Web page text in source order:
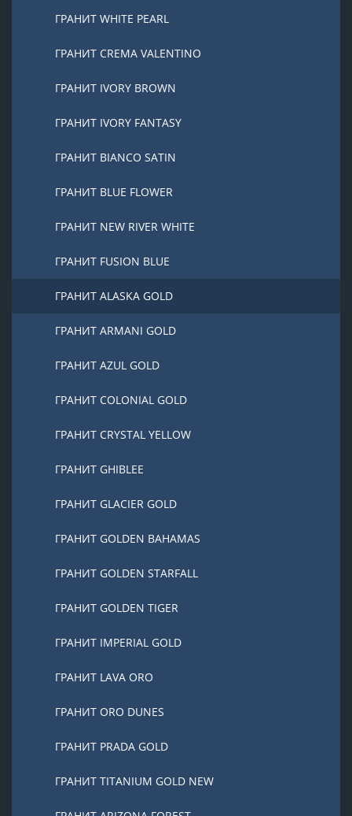
ГРАНИТ WHITE PEARL
ГРАНИТ CREMA VALENTINO
ГРАНИТ IVORY BROWN
ГРАНИТ IVORY FANTASY
ГРАНИТ BIANCO SATIN
ГРАНИТ BLUE FLOWER
ГРАНИТ NEW RIVER WHITE
ГРАНИТ FUSION BLUE
ГРАНИТ ALASKA GOLD
ГРАНИТ ARMANI GOLD
ГРАНИТ AZUL GOLD
ГРАНИТ COLONIAL GOLD
ГРАНИТ CRYSTAL YELLOW
ГРАНИТ GHIBLEE
ГРАНИТ GLACIER GOLD
ГРАНИТ GOLDEN BAHAMAS
ГРАНИТ GOLDEN STARFALL
ГРАНИТ GOLDEN TIGER
ГРАНИТ IMPERIAL GOLD
ГРАНИТ LAVA ORO
ГРАНИТ ORO DUNES
ГРАНИТ PRADA GOLD
ГРАНИТ TITANIUM GOLD NEW